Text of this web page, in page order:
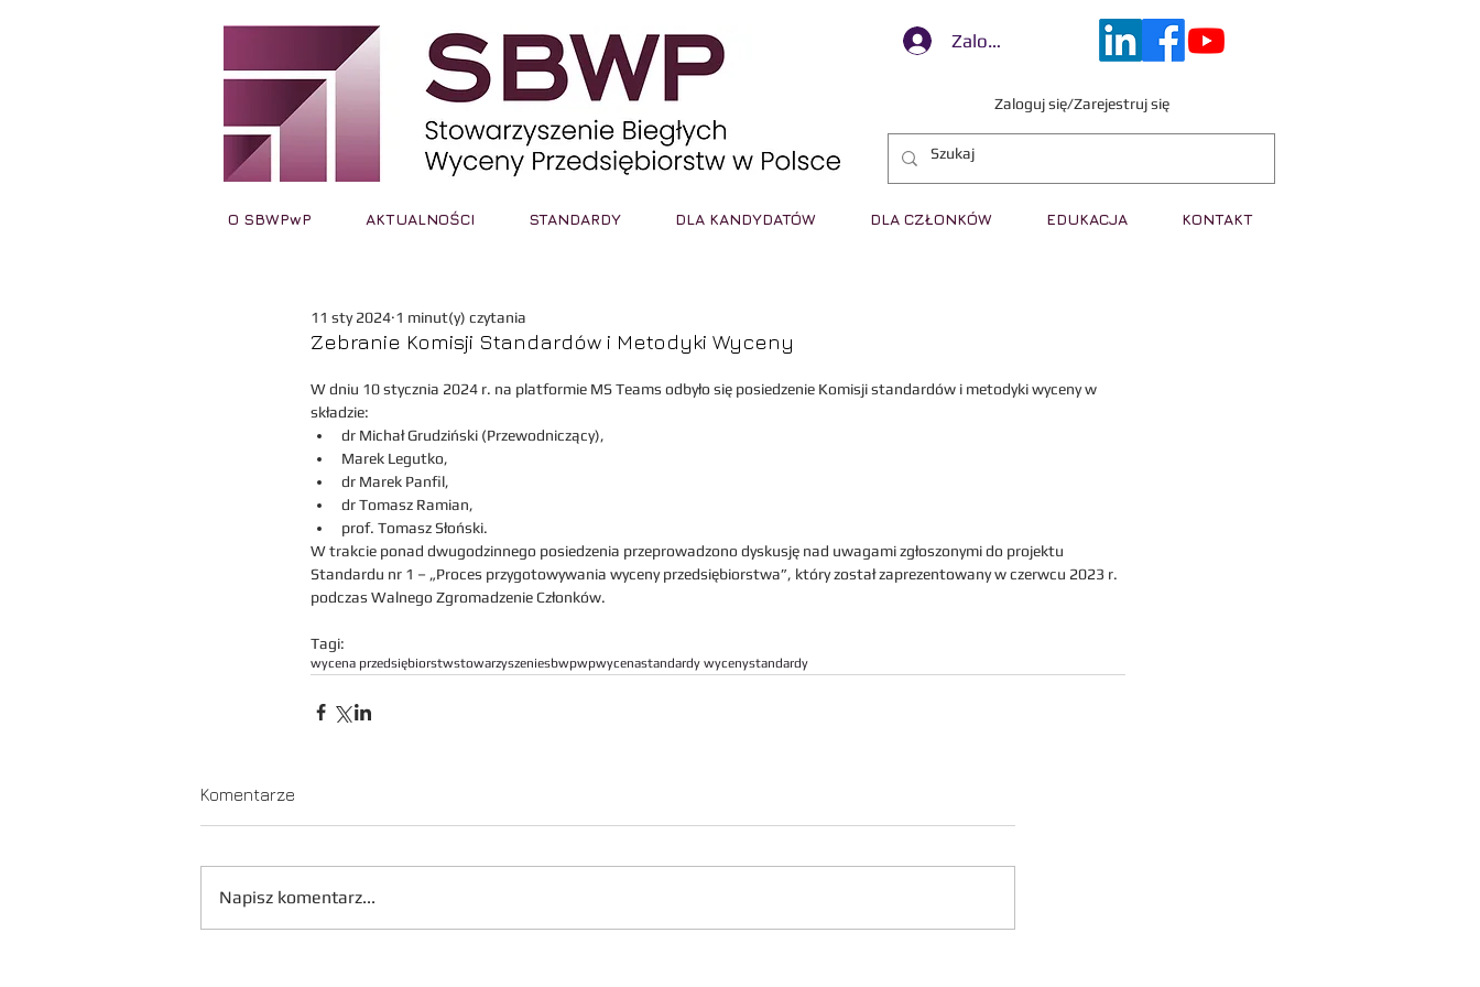
Zaloguj się
Zaloguj się/Zarejestruj się
O SBWPwP AKTUALNOŚCI STANDARDY DLA KANDYDATÓW DLA CZŁONKÓW EDUKACJA KONTAKT
Zebranie Komisji Standardów i Metodyki Wyceny
11 sty 2024 1 minut(y) czytania
W dniu 10 stycznia 2024 r. na platformie MS Teams odbyło się posiedzenie Komisji standardów i metodyki wyceny w
składzie:
dr Michał Grudziński (Przewodniczący),
Marek Legutko,
​dr Marek Panfil,
dr Tomasz Ramian,
prof. Tomasz Słoński.
W trakcie ponad dwugodzinnego posiedzenia przeprowadzono dyskusję nad uwagami zgłoszonymi do projektu
Standardu nr 1 – „Proces przygotowywania wyceny przedsiębiorstwa”, który został zaprezentowany w czerwcu 2023 r.
podczas Walnego Zgromadzenie Członków.
Tagi:
wycena przedsiębiorstwstowarzyszeniesbwpwpwycenastandardy wycenystandardy
Komentarze
Napisz komentarz...